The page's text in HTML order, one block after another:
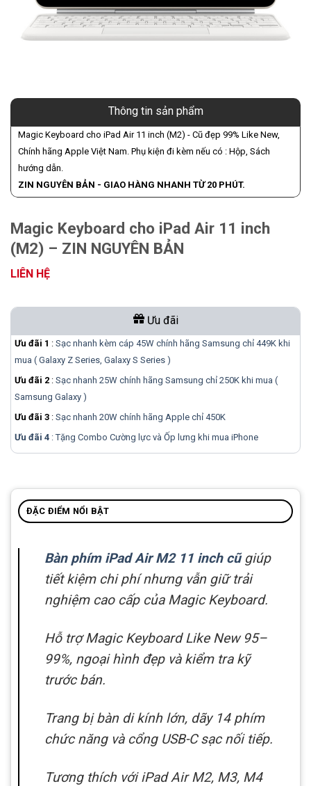
Thông tin sản phẩm
Magic Keyboard cho iPad Air 11 inch (M2) - Cũ đẹp 99% Like New,
Chính hãng Apple Việt Nam. Phụ kiện đi kèm nếu có : Hộp, Sách
hướng dẫn.
ZIN NGUYÊN BẢN - GIAO HÀNG NHANH TỪ 20 PHÚT.
Magic Keyboard cho iPad Air 11 inch
(M2) – ZIN NGUYÊN BẢN
LIÊN HỆ
Ưu đãi
Ưu đãi 1 : Sạc nhanh kèm cáp 45W chính hãng Samsung chỉ 449K khi
mua ( Galaxy Z Series, Galaxy S Series )
Ưu đãi 2 : Sạc nhanh 25W chính hãng Samsung chỉ 250K khi mua (
Samsung Galaxy )
Ưu đãi 3 : Sạc nhanh 20W chính hãng Apple chỉ 450K
Ưu đãi 4 : Tặng Combo Cường lực và Ốp lưng khi mua iPhone
ĐẶC ĐIỂM NỔI BẬT
Bàn phím iPad Air M2 11 inch cũgiúp
tiết kiệm chi phí nhưng vẫn giữ trải
nghiệm cao cấp của Magic Keyboard.
Hỗ trợ Magic Keyboard Like New 95–
99%, ngoại hình đẹp và kiểm tra kỹ
trước bán.
Trang bị bàn di kính lớn, dãy 14 phím
chức năng và cổng USB-C sạc nối tiếp.
Tương thích với iPad Air M2, M3, M4